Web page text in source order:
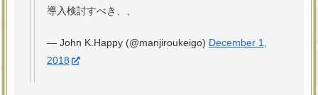
導入検討すべき、、
— John K.Happy (@manjiroukeigo) December 1,
2018